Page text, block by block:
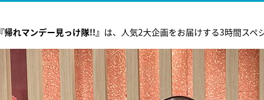
『帰れマンデー見っけ隊!!』 は、人気2大企画をお届けする3時間スペ